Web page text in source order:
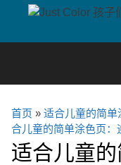
content
首页 » 适合儿童的简
合儿童的简单涂色页：
适合儿童的